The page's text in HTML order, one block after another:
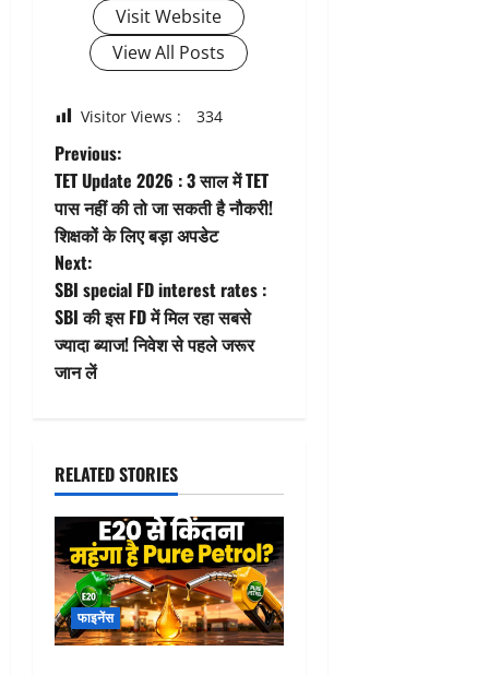
Visit Website
View All Posts
Visitor Views : 334
P
o
s
t
n
a
i
g
a
t
Previous:
TET Update 2026 : 3 साल में TET
पास नहीं की तो जा सकती है नौकरी!
शिक्षकों के लिए बड़ा अपडेट
Next:
SBI special FD interest rates :
SBI की इस FD में मिल रहा सबसे
ज्यादा ब्याज! निवेश से पहले जरूर
जान लें
RELATED STORIES
फाइनेंस